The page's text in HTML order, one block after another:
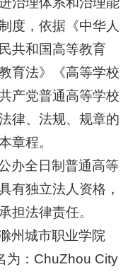
度，依据《中华人
共和国高等教育
育法》《高等学校
产党普通高等学校
律、法规、规章的
章程。
办全日制普通高等
有独立法人资格，
担法律责任。
州城市职业学院
为：ChuZhou City